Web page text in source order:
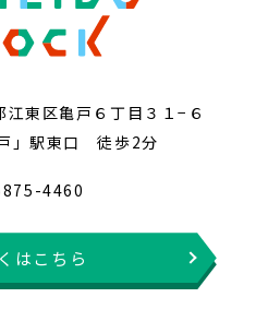
東区亀戸６丁目３１−６
」駅東口 徒歩2分
4460
はこちら